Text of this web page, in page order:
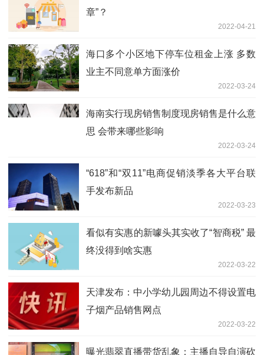
章”？
2022-04-21
海口多个小区地下停车位租金上涨 多数
业主不同意单方面涨价
2022-03-24
海南实行现房销售制度现房销售是什么意
思 会带来哪些影响
2022-03-24
“618”和“双11”电商促销淡季各大平台联
手发布新品
2022-03-23
看似有实惠的新噱头其实收了“智商税” 最
终没得到啥实惠
2022-03-22
天津发布：中小学幼儿园周边不得设置电
子烟产品销售网点
2022-03-22
曝光翡翠直播带货乱象：主播自导自演砍